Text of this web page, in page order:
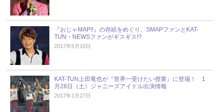
『おじゃMAP!!』の存続をめぐり、SMAPファンとKAT-
TUN・NEWSファンがギスギス!?
2017年5月19日
KAT-TUN上田竜也が『世界一受けたい授業』に登場！ 1
月28日（土）ジャニーズアイドル出演情報
2017年1月27日